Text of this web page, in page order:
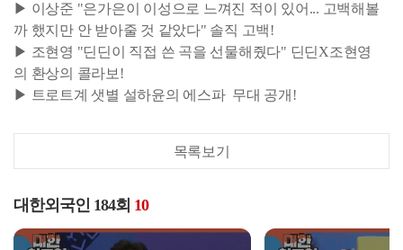
▶ 이상준 "은가은이 이성으로 느껴진 적이 있어... 고백해볼
까 했지만 안 받아줄 것 같았다" 솔직 고백!
▶ 조현영 "딘딘이 직접 쓴 곡을 선물해줬다" 딘딘X조현영
의 환상의 콜라보!
▶ 트로트계 샛별 설하윤의 에스파 무대 공개!
목록보기
대한외국인 184회 10